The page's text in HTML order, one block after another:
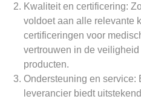
Kwaliteit en certificering:
voldoet aan alle relevante
certificeringen voor
vertrouwen in de
producten.
Ondersteuning en service:
leverancier biedt